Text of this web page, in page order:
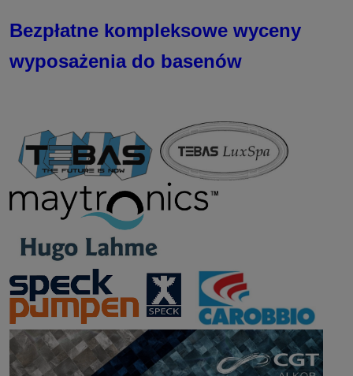
Bezpłatne kompleksowe wyceny
wyposażenia do basenów